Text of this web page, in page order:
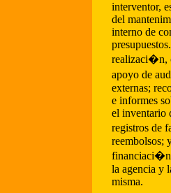
interventor,
del
interno de
realizaci�n,
apoyo de
externas;
e informes
el inventario
registros de
reembolsos;
financiaci�n
la agencia y
misma.